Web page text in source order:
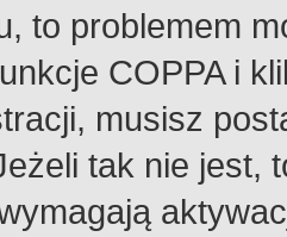
to problemem
COPPA i
musisz
tak nie jest,